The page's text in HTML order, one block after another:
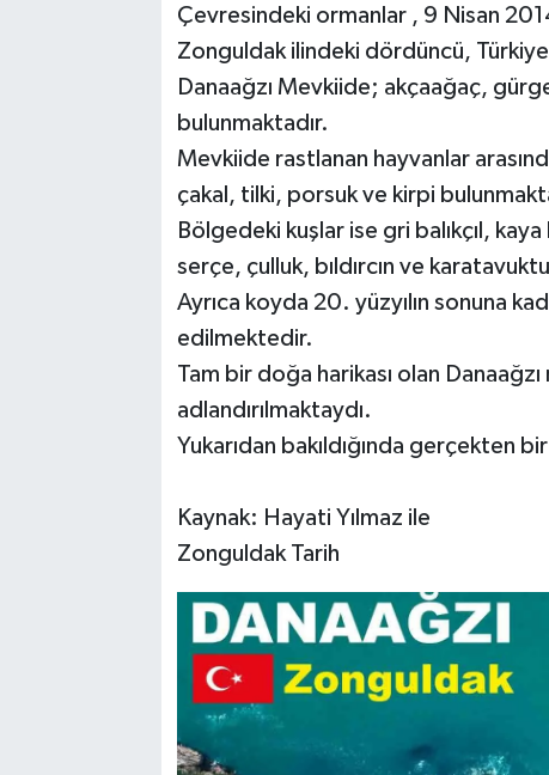
Çevresindeki ormanlar , 9 Nisan
Zonguldak ilindeki dördüncü,
Danaağzı Mevkiide; akçaağaç,
bulunmaktadır.
Mevkiide rastlanan hayvanlar
çakal, tilki, porsuk ve kirpi
Bölgedeki kuşlar ise gri balıkçıl,
serçe, çulluk, bıldırcın ve
Ayrıca koyda 20. yüzyılın sonuna
edilmektedir.
Tam bir doğa harikası olan
adlandırılmaktaydı.
Yukarıdan bakıldığında gerçekten
Kaynak: Hayati Yılmaz ile
Zonguldak Tarih